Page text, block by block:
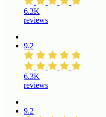
6.3K
reviews
9.2
6.3K
reviews
9.2